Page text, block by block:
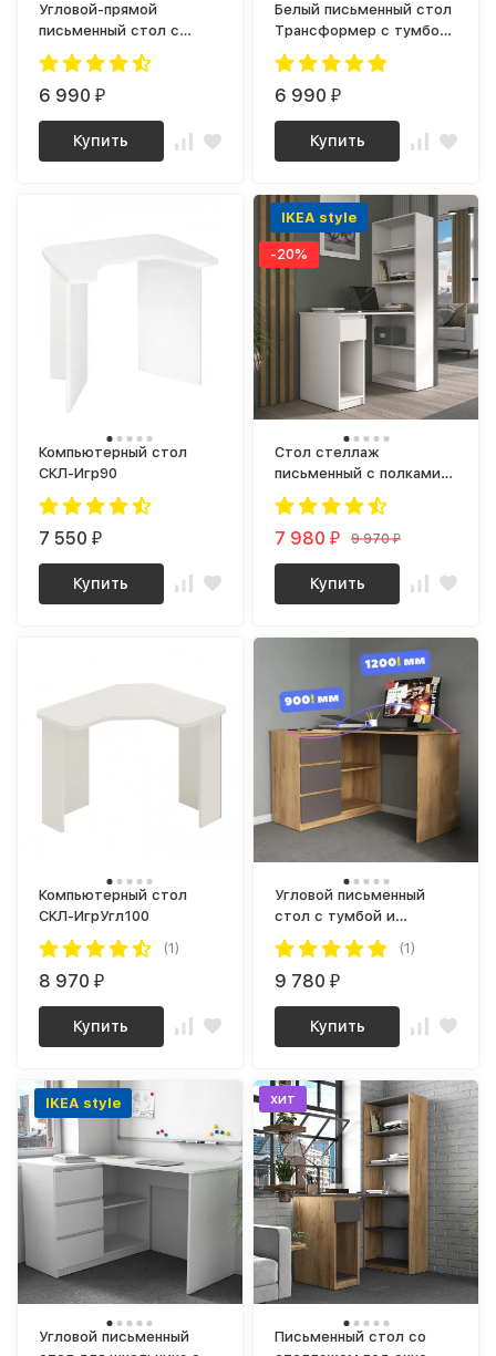
Угловой-прямой
письменный стол с
полкой и ящиком СП-21
СИТИ ЛДСП Белый
6 990₽
Купить
Белый письменный стол
Трансформер с тумбой,
ящиком и полкой как
IKEA, СП-21 СИТИ ЛДСП
6 990₽
Купить
Компьютерный стол
СКЛ-Игр90
7 550₽
Купить
IKEA style
-20%
Стол стеллаж
письменный с полками
для маникюра СП-20
СИТИ ЛДСП Белый
7 980₽ 9 970₽
Купить
Компьютерный стол
СКЛ-ИгрУгл100
(1)
8 970₽
Купить
Угловой письменный
стол с тумбой и
ящиками ЛОФТ СП-16
СИТИ ЛДСП графит /
дуб крафт золотой
(1)
9 780₽
Купить
IKEA style
Угловой письменный
хит
Письменный стол со